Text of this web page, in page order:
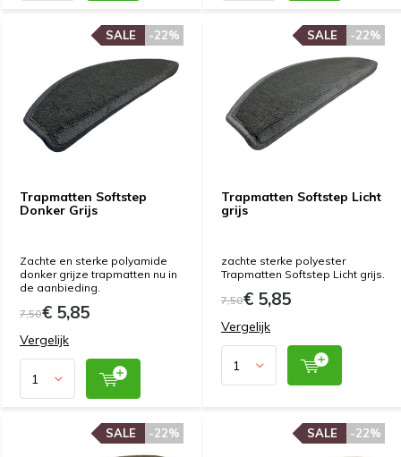
Trapmatten Softstep
Donker Grijs
Zachte en sterke polyamide
donker grijze trapmatten nu in
de aanbieding.
7,50€ 5,85
-22%
SALE
Vergelijk
-22%
SALE
Trapmatten Softstep Licht
grijs
zachte sterke polyester
Trapmatten Softstep Licht grijs.
7,50€ 5,85
-22%
SALE
Vergelijk
-22%
SALE
-22%
SALE -22%
SALE -22%
SALE -22%
SALE